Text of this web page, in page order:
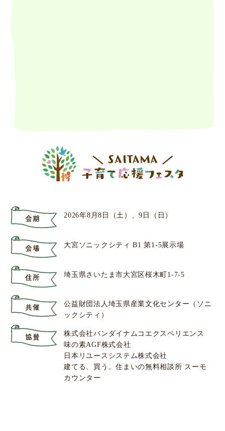
会期 2026年8月8日（土）、9日（日）
会場 大宮ソニックシティ B1 第1-5展示場
住所 埼玉県さいたま市大宮区桜木町1-7-5
共催
公益財団法人埼玉県産業文化センター（ソニ
ックシティ）
協賛
株式会社バンダイナムコエクスペリエンス
味の素AGF株式会社
日本リユースシステム株式会社
建てる、買う。住まいの無料相談所 スーモ
カウンター